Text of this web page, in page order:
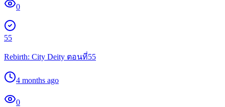
0
55
Rebirth: City Deity ตอนที่55
4 months ago
0